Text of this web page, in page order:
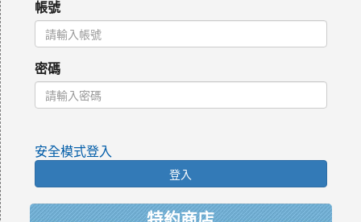
帳號
密碼
安全模式登入
登入